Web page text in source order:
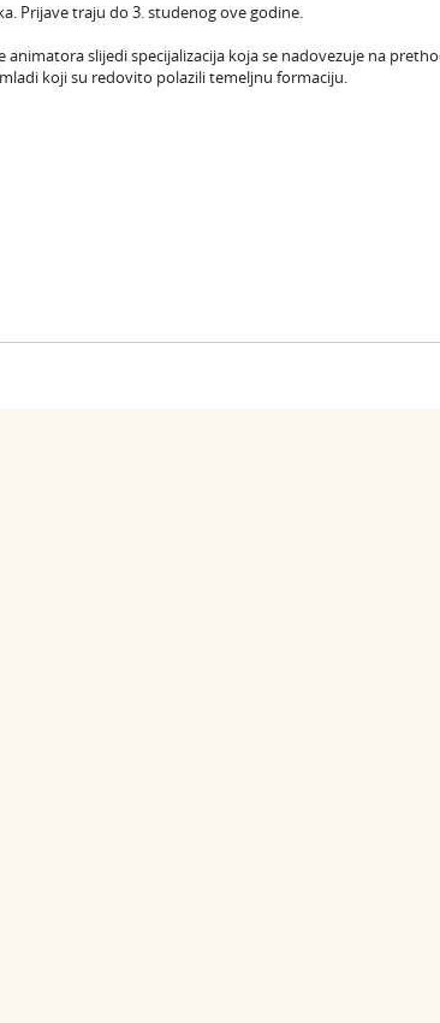
Prijave traju do 3. studenog ove godine.
animatora slijedi specijalizacija koja se nadovezuje na
koji su redovito polazili temeljnu formaciju.